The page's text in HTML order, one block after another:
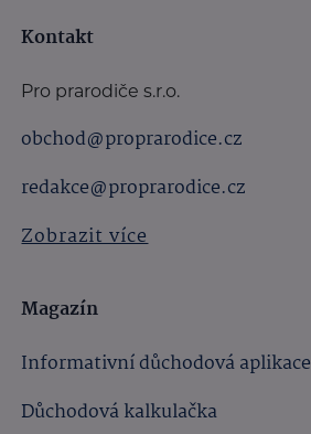
Kontakt
Pro prarodiče s.r.o.
obchod@proprarodice.cz
redakce@proprarodice.cz
Zobrazit více
Magazín
Informativní důchodová aplikace
Důchodová kalkulačka